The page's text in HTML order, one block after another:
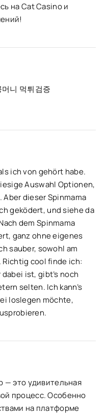
на Cat Casino и
니 먹튀검증
ich von gehört habe.
Auswahl Optionen,
dieser Spinmama
geködert, und siehe da
dem Spinmama
ganz ohne eigenes
sauber, sowohl am
Richtig cool finde ich:
ist, gibt’s noch
selten. Ich kann’s
loslegen möchte,
— это удивительная
процесс. Особенно
на платформе